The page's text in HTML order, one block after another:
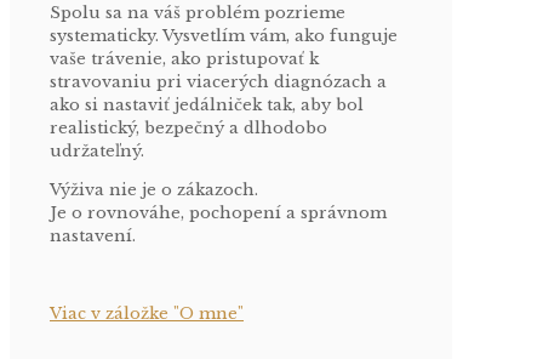
Spolu sa na váš problém pozrieme
systematicky. Vysvetlím vám, ako funguje
vaše trávenie, ako pristupovať k
stravovaniu pri viacerých diagnózach a
ako si nastaviť jedálniček tak, aby bol
realistický, bezpečný a dlhodobo
udržateľný.
Výživa nie je o zákazoch.
Je o rovnováhe, pochopení a správnom
nastavení.
Viac v záložke "O mne"